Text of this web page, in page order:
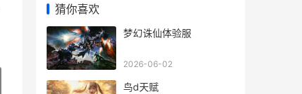
猜你喜欢
梦幻诛仙体验服
2026-06-02
鸟d天赋